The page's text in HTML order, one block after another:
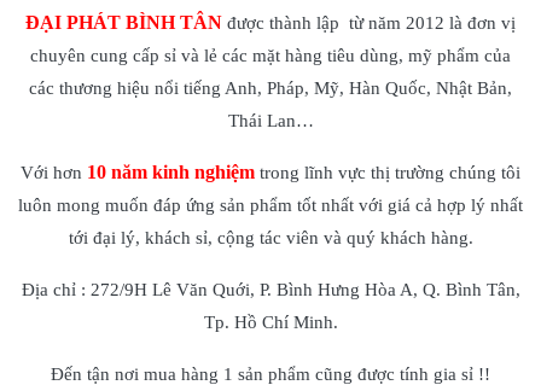
ĐẠI PHÁT BÌNH TÂN được thành lập từ năm 2012 là đơn vị
chuyên cung cấp sỉ và lẻ các mặt hàng tiêu dùng, mỹ phẩm của
các thương hiệu nổi tiếng Anh, Pháp, Mỹ, Hàn Quốc, Nhật Bản,
Thái Lan…
Với hơn 10 năm kinh nghiệm trong lĩnh vực thị trường chúng tôi
luôn mong muốn đáp ứng sản phẩm tốt nhất với giá cả hợp lý nhất
tới đại lý, khách sỉ, cộng tác viên và quý khách hàng.
Địa chỉ : 272/9H Lê Văn Quới, P. Bình Hưng Hòa A, Q. Bình Tân,
Tp. Hồ Chí Minh.
Đến tận nơi mua hàng 1 sản phẩm cũng được tính gia sỉ !!